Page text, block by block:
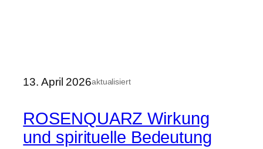
13. April 2026aktualisiert
ROSENQUARZ Wirkung
und spirituelle Bedeutung